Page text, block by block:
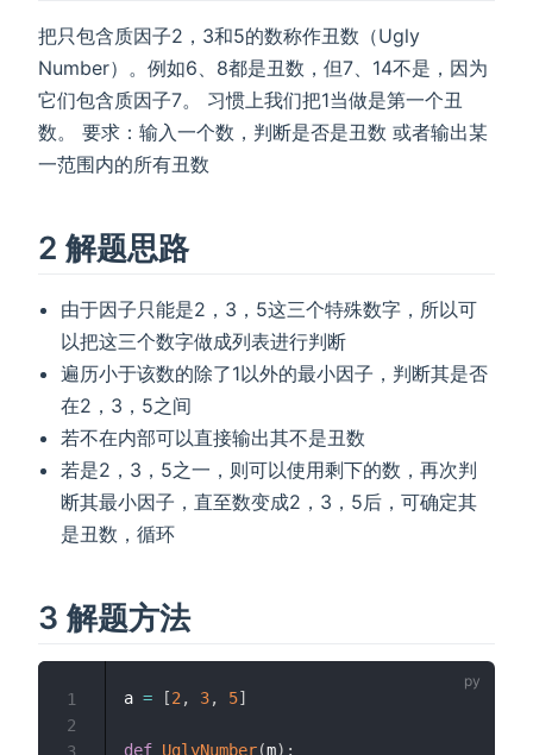
把只包含质因子2，3和5的数称作丑数（Ugly
Number）。例如6、8都是丑数，但7、14不是，因为
它们包含质因子7。 习惯上我们把1当做是第一个丑
数。 要求：输入一个数，判断是否是丑数 或者输出某
一范围内的所有丑数
2 解题思路
由于因子只能是2，3，5这三个特殊数字，所以可
以把这三个数字做成列表进行判断
遍历小于该数的除了1以外的最小因子，判断其是否
在2，3，5之间
若不在内部可以直接输出其不是丑数
若是2，3，5之一，则可以使用剩下的数，再次判
断其最小因子，直至数变成2，3，5后，可确定其
是丑数，循环
3 解题方法
a = [2 , 3, 5]
def UglyNumber(m) :
1
2
3